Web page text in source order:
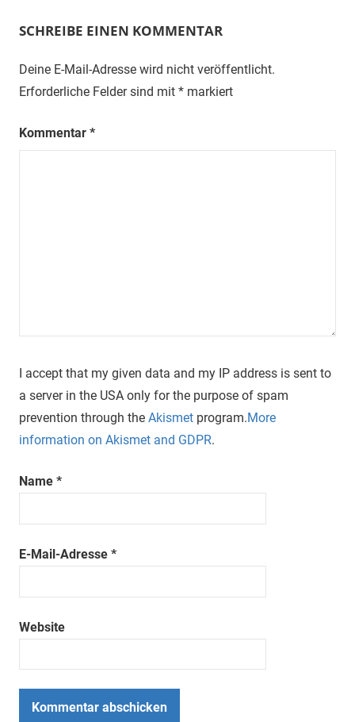
SCHREIBE EINEN KOMMENTAR
Deine E-Mail-Adresse wird nicht veröffentlicht.
Erforderliche Felder sind mit * markiert
Kommentar *
I accept that my given data and my IP address is sent to
a server in the USA only for the purpose of spam
prevention through the Akismet program.More
information on Akismet and GDPR.
Name *
E-Mail-Adresse *
Website